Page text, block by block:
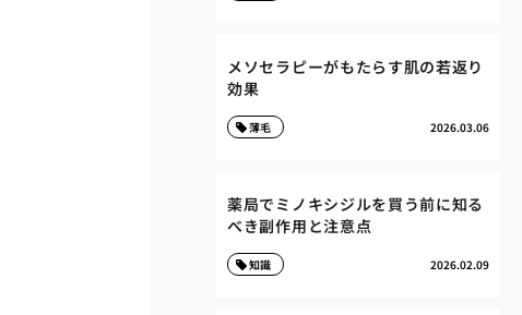
メソセラピーがもたらす肌の若返り
効果
2026.03.06
薄毛
薬局でミノキシジルを買う前に知る
べき副作用と注意点
2026.02.09
知識